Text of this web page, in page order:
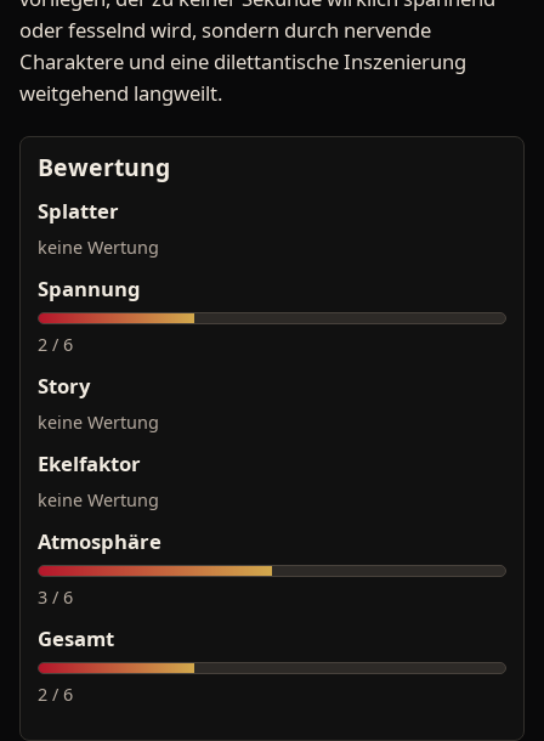
oder fesselnd wird, sondern durch nervende
Charaktere und eine dilettantische Inszenierung
weitgehend langweilt.
Bewertung
Splatter
keine Wertung
Spannung
2 / 6
Story
keine Wertung
Ekelfaktor
keine Wertung
Atmosphäre
3 / 6
Gesamt
2 / 6